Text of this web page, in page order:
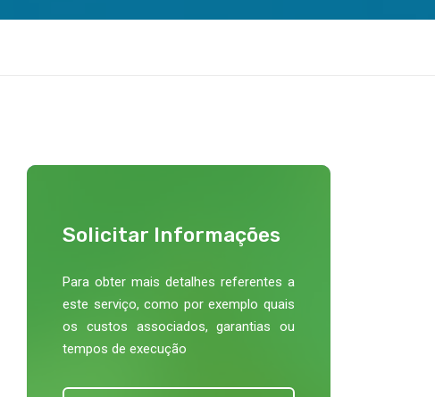
Solicitar Informações
Para obter mais detalhes referentes a
este serviço, como por exemplo quais
os custos associados, garantias ou
tempos de execução